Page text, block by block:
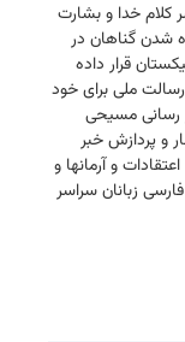
كلام خدا و بشارت
شدن گناهان در
قرار داده
ملی برای خود
رسانی مسیحی
و پردازش خبر
و آرمانها و
زبانان سراسر